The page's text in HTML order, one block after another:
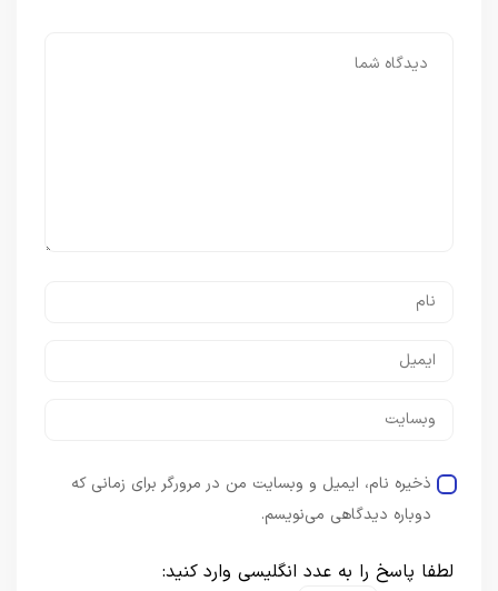
ذخیره نام، ایمیل و وبسایت من در مرورگر برای زمانی که
دوباره دیدگاهی می‌نویسم.
لطفا پاسخ را به عدد انگلیسی وارد کنید: